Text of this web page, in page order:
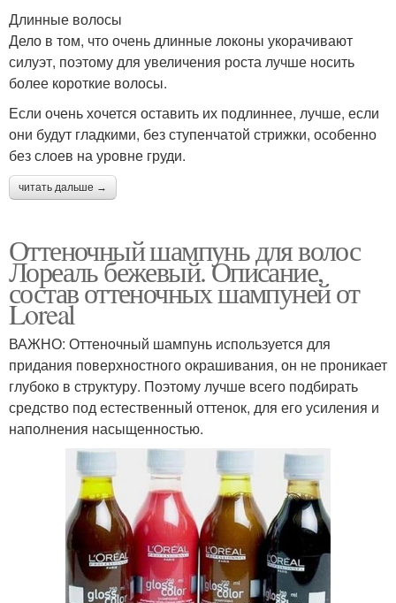
Длинные волосы
Дело в том, что очень длинные локоны укорачивают
силуэт, поэтому для увеличения роста лучше носить
более короткие волосы.
Если очень хочется оставить их подлиннее, лучше, если
они будут гладкими, без ступенчатой стрижки, особенно
без слоев на уровне груди.
читать дальше →
Оттеночный шампунь для волос
Лореаль бежевый. Описание,
состав оттеночных шампуней от
Loreal
ВАЖНО: Оттеночный шампунь используется для
придания поверхностного окрашивания, он не проникает
глубоко в структуру. Поэтому лучше всего подбирать
средство под естественный оттенок, для его усиления и
наполнения насыщенностью.